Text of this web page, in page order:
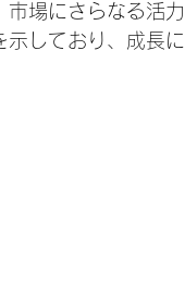
市場にさらなる活
しており、成長